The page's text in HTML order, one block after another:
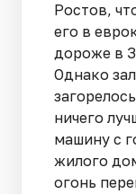
Ростов,
его в
дороже в
Однако
ничего
машину с
жилого
огонь